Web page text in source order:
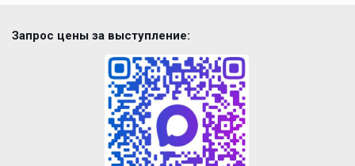
Запрос цены за выступление: